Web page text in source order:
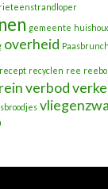
gemeente
overheid Paasbrunch
recept recyclen ree
verbod